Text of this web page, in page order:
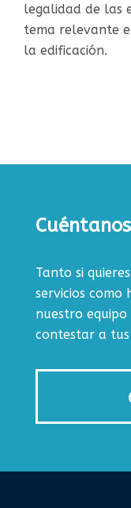
legalidad de las
tema relevante
la edificación.
Tanto si
servicios
nuestro
contestar a tus